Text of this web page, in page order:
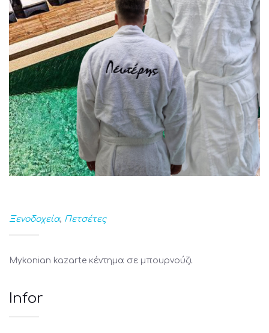
Ξενοδοχεία, Πετσέτες
Mykonian kazarte κέντημα σε μπουρνούζι
Infor